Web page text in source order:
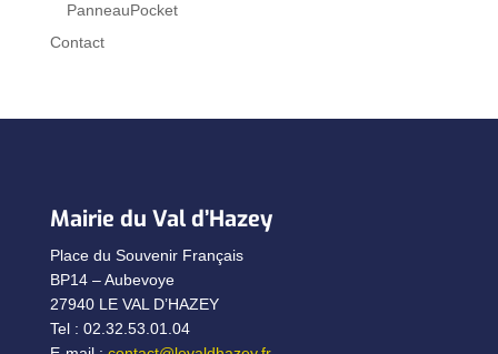
PanneauPocket
Contact
Mairie du Val d’Hazey
Place du Souvenir Français
BP14 – Aubevoye
27940 LE VAL D’HAZEY
Tel : 02.32.53.01.04